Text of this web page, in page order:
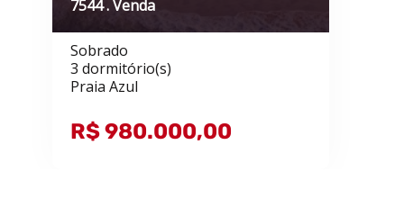
7544 . Venda
Sobrado
3 dormitório(s)
Praia Azul
R$ 980.000,00